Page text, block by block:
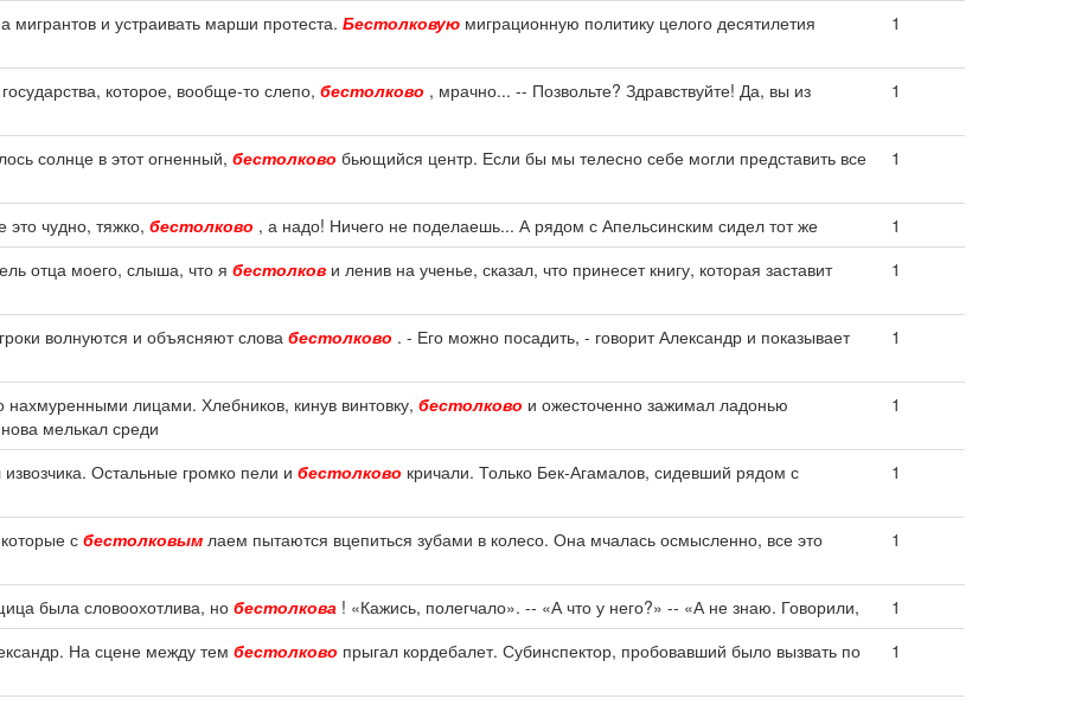
мигрантов и устраивать марши протеста. Бестолковую миграционную политику целого десятилетия
1
которое, вообще-то слепо, бестолково , мрачно... -- Позвольте? Здравствуйте! Да, вы из
1
солнце в этот огненный, бестолково бьющийся центр. Если бы мы телесно себе могли представить все
1
это чудно, тяжко, бестолково , а надо! Ничего не поделаешь... А рядом с Апельсинским сидел тот же
1
отца моего, слыша, что я бестолков и ленив на ученье, сказал, что принесет книгу, которая заставит
1
волнуются и объясняют слова бестолково . - Его можно посадить, - говорит Александр и показывает
1
лицами. Хлебников, кинув винтовку, бестолково и ожесточенно зажимал ладонью
мелькал среди
1
Остальные громко пели и бестолково кричали. Только Бек-Агамалов, сидевший рядом с
1
с бестолковым лаем пытаются вцепиться зубами в колесо. Она мчалась осмысленно, все это
1
была словоохотлива, но бестолкова ! «Кажись, полегчало». -- «А что у него?» -- «А не знаю. Говорили,
1
На сцене между тем бестолково прыгал кордебалет. Субинспектор, пробовавший было вызвать по
1